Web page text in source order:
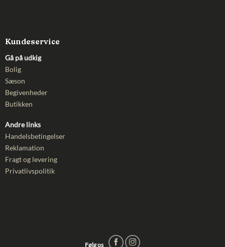
Kundeservice
Gå på udkig
Bolig
Sæson
Begivenheder
Butikken
Andre links
Handelsbetingelser
Reklamation
Fragt og levering
Privatlivspolitik
Følg os